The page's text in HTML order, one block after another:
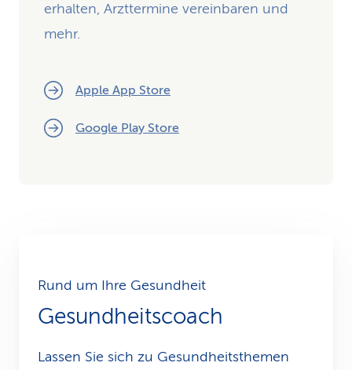
erhalten, Arzttermine vereinbaren und
mehr.
Apple App Store
Google Play Store
Rund um Ihre Gesundheit
Gesundheitscoach
Lassen Sie sich zu Gesundheits­themen